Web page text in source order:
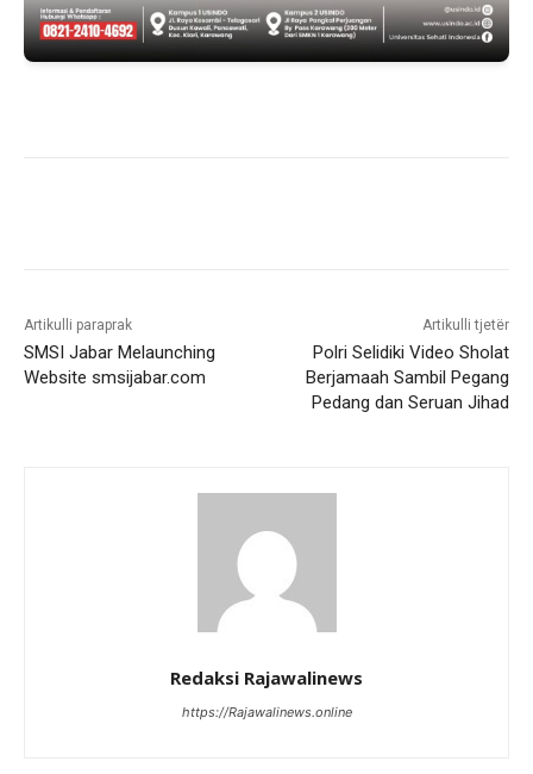
Artikulli paraprak
SMSI Jabar Melaunching
Website smsijabar.com
Artikulli tjetër
Polri Selidiki Video Sholat
Berjamaah Sambil Pegang
Pedang dan Seruan Jihad
Redaksi Rajawalinews
https://Rajawalinews.online